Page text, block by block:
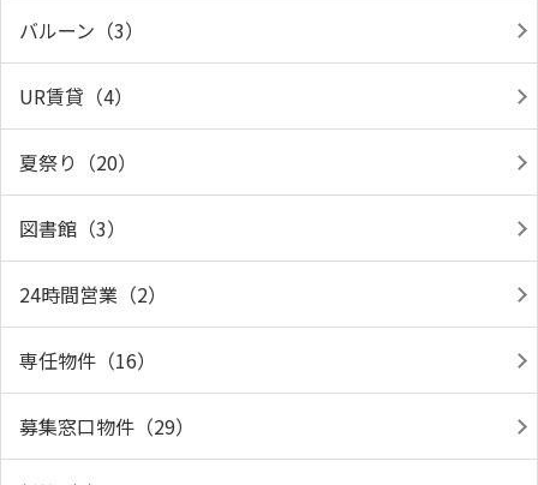
バルーン（3）
UR賃貸（4）
夏祭り（20）
図書館（3）
24時間営業（2）
専任物件（16）
募集窓口物件（29）